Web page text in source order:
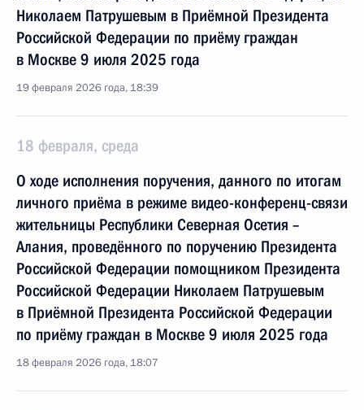
Николаем Патрушевым в Приёмной Президента
Российской Федерации по приёму граждан
в Москве 9 июля 2025 года
19 февраля 2026 года, 18:39
18 февраля, среда
О ходе исполнения поручения, данного по итогам
личного приёма в режиме видео-конференц-связи
жительницы Республики Северная Осетия –
Алания, проведённого по поручению Президента
Российской Федерации помощником Президента
Российской Федерации Николаем Патрушевым
в Приёмной Президента Российской Федерации
по приёму граждан в Москве 9 июля 2025 года
18 февраля 2026 года, 18:07